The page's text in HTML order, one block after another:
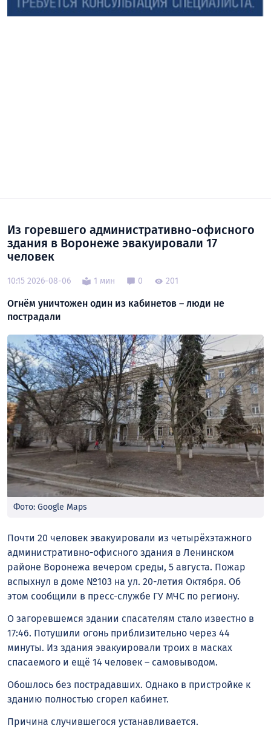
Из горевшего административно-офисного
здания в Воронеже эвакуировали 17
человек
10:15 2026-08-06 1 мин 0 201
Огнём уничтожен один из кабинетов – люди не
пострадали
Фото: Google Maps
Почти 20 человек эвакуировали из четырёхэтажного
административно-офисного здания в Ленинском
районе Воронежа вечером среды, 5 августа. Пожар
вспыхнул в доме №103 на ул. 20-летия Октября. Об
этом сообщили в пресс-службе ГУ МЧС по региону.
О загоревшемся здании спасателям стало известно в
17:46. Потушили огонь приблизительно через 44
минуты. Из здания эвакуировали троих в масках
спасаемого и ещё 14 человек – самовыводом.
Обошлось без пострадавших. Однако в пристройке к
зданию полностью сгорел кабинет.
Причина случившегося устанавливается.